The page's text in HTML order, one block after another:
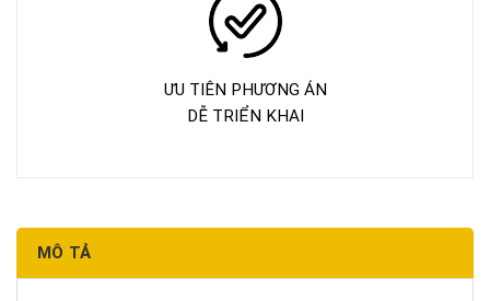
ƯU TIÊN PHƯƠNG ÁN
DỄ TRIỂN KHAI
MÔ TẢ